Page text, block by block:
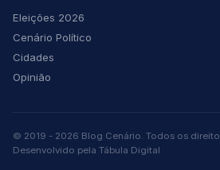
Eleições 2026
Cenário Político
Cidades
Opinião
© 2019 - 2026 Blog Cenário. Todos os
Desenvolvido pela Tábula Digital